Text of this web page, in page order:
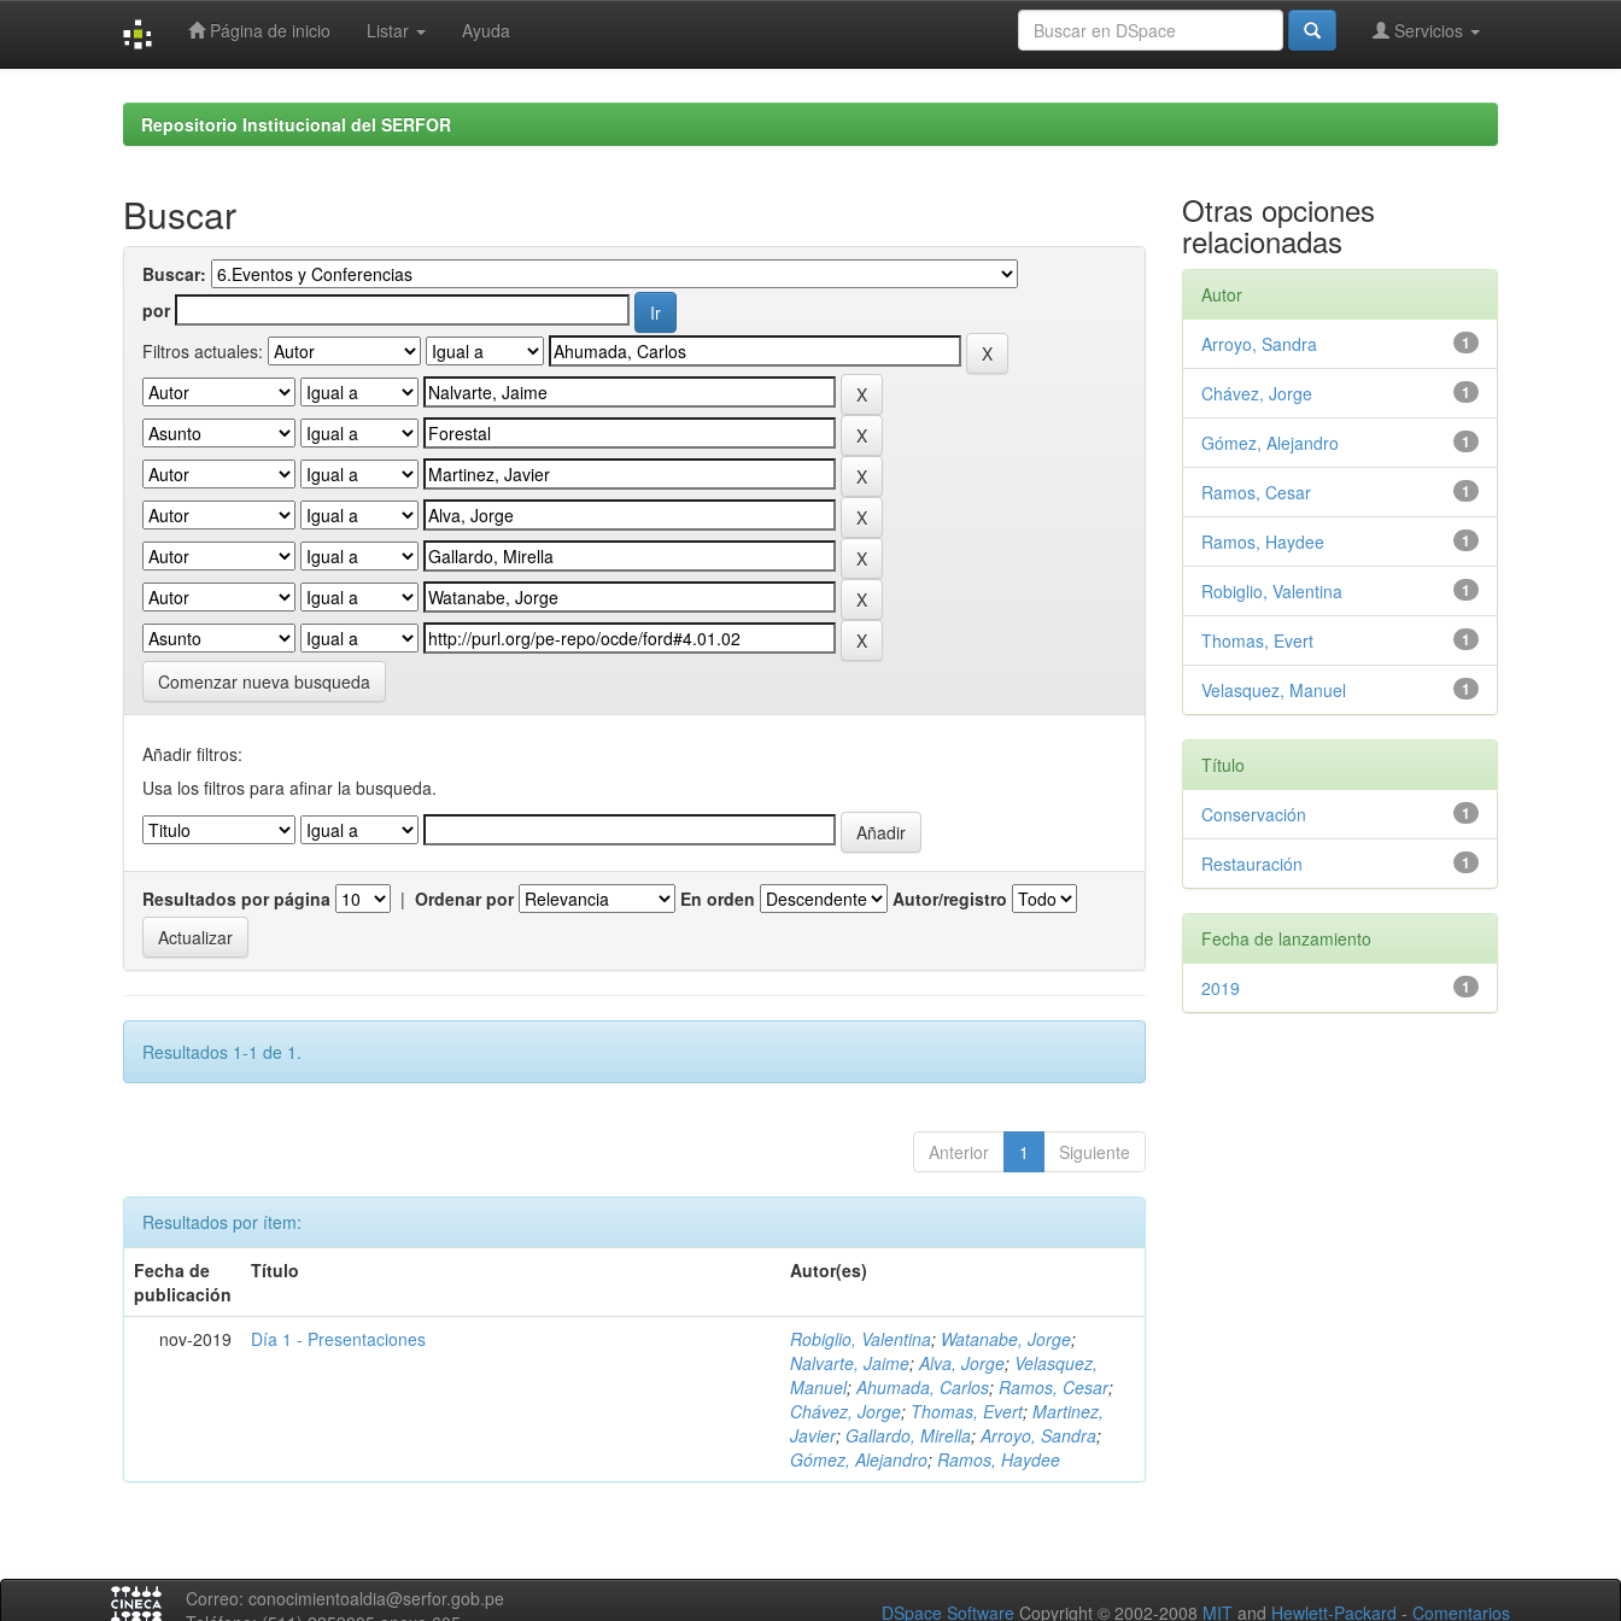
Página de inicio Listar Ayuda Servicios
Repositorio Institucional del SERFOR
Buscar
Buscar:
por
Filtros actuales:
Comenzar nueva busqueda
Añadir filtros:
Usa los filtros para afinar la busqueda.
Resultados por página | Ordenar por En orden Autor/registro
Resultados 1-1 de 1.
Anterior 1 Siguiente
Resultados por ítem:
Fecha de
publicación
Título Autor(es)
nov-2019 Día 1 - Presentaciones Robiglio, Valentina; Watanabe, Jorge;
Nalvarte, Jaime;Alva, Jorge; Velasquez,
Manuel;Ahumada, Carlos;Ramos, Cesar;
Chávez, Jorge; Thomas, Evert;Martinez,
Javier; Gallardo, Mirella;Arroyo, Sandra;
Gómez, Alejandro;Ramos, Haydee
Otras opciones
relacionadas
Autor
1
Arroyo, Sandra
1
Chávez, Jorge
1
Gómez, Alejandro
1
Ramos, Cesar
1
Ramos, Haydee
1
Robiglio, Valentina
1
Thomas, Evert
1
Velasquez, Manuel
Título
1
Conservación
1
Restauración
Fecha de lanzamiento
1
2019
Correo: conocimientoaldia@serfor.gob.pe
DSpace Software Copyright © 2002-2008 MIT and Hewlett-Packard - Comentarios